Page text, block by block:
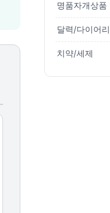
명품자개상품
달력/다이어리
치약/세제